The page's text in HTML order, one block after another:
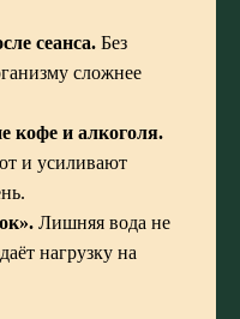
сеанса. Без
сложнее
кофе и алкоголя.
и усиливают
Лишняя вода не
нагрузку на